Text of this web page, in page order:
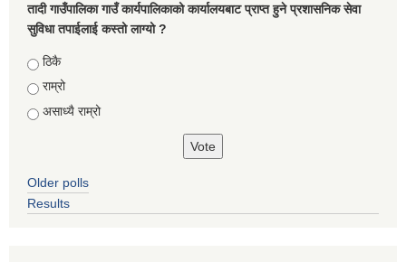
तादी गाउँपालिका गाउँ कार्यपालिकाको कार्यालयबाट प्राप्त हुने प्रशासनिक सेवा
सुविधा तपाईलाई कस्तो लाग्यो ?
Choices
ठिकै
राम्रो
असाध्यै राम्रो
Older polls
Results